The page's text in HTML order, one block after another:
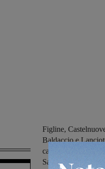
Figline,
Baldaccio e
capolista a
Sangiustinese è